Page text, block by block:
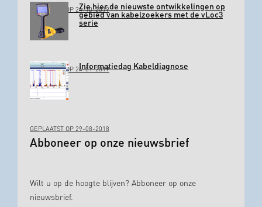
GEPLAATST OP 24-10-2019Zie hier de nieuwste ontwikkelingen op
gebied van kabelzoekers met de vLoc3
serie
GEPLAATST OP 24-01-2019Informatiedag Kabeldiagnose
GEPLAATST OP 29-08-2018
Abboneer op onze nieuwsbrief
Wilt u op de hoogte blijven? Abboneer op onze
nieuwsbrief.